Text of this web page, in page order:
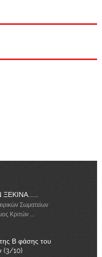
Σωματείων
Κριτών ...
Β φάσης του
(3/10)